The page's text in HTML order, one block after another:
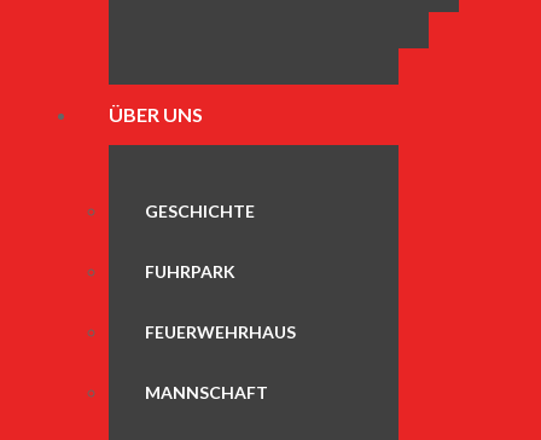
ÜBER UNS
GESCHICHTE
FUHRPARK
FEUERWEHRHAUS
MANNSCHAFT